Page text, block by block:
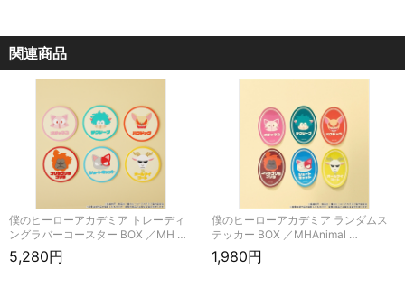
関連商品
僕のヒーローアカデミア トレーディ
ングラバーコースター BOX ／MH …
5,280円
僕のヒーローアカデミア ランダムス
テッカー BOX ／MHAnimal …
1,980円